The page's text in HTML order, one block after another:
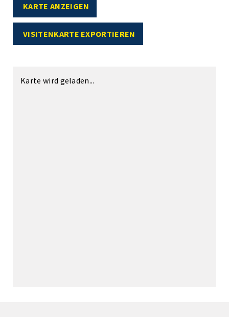
KARTE ANZEIGEN
VISITENKARTE EXPORTIEREN
Karte wird geladen...